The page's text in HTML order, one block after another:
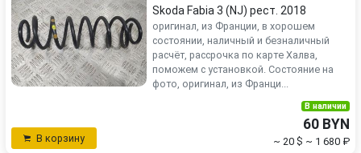
Skoda Fabia 3 (NJ) рест. 2018
оригинал, из Франции, в хорошем
состоянии, наличный и безналичный
расчёт, рассрочка по карте Халва,
поможем с установкой. Состояние на
фото, оригинал, из Франци...
В корзину
В наличии
60 BYN
~ 20 $ ~ 1 680 ₽